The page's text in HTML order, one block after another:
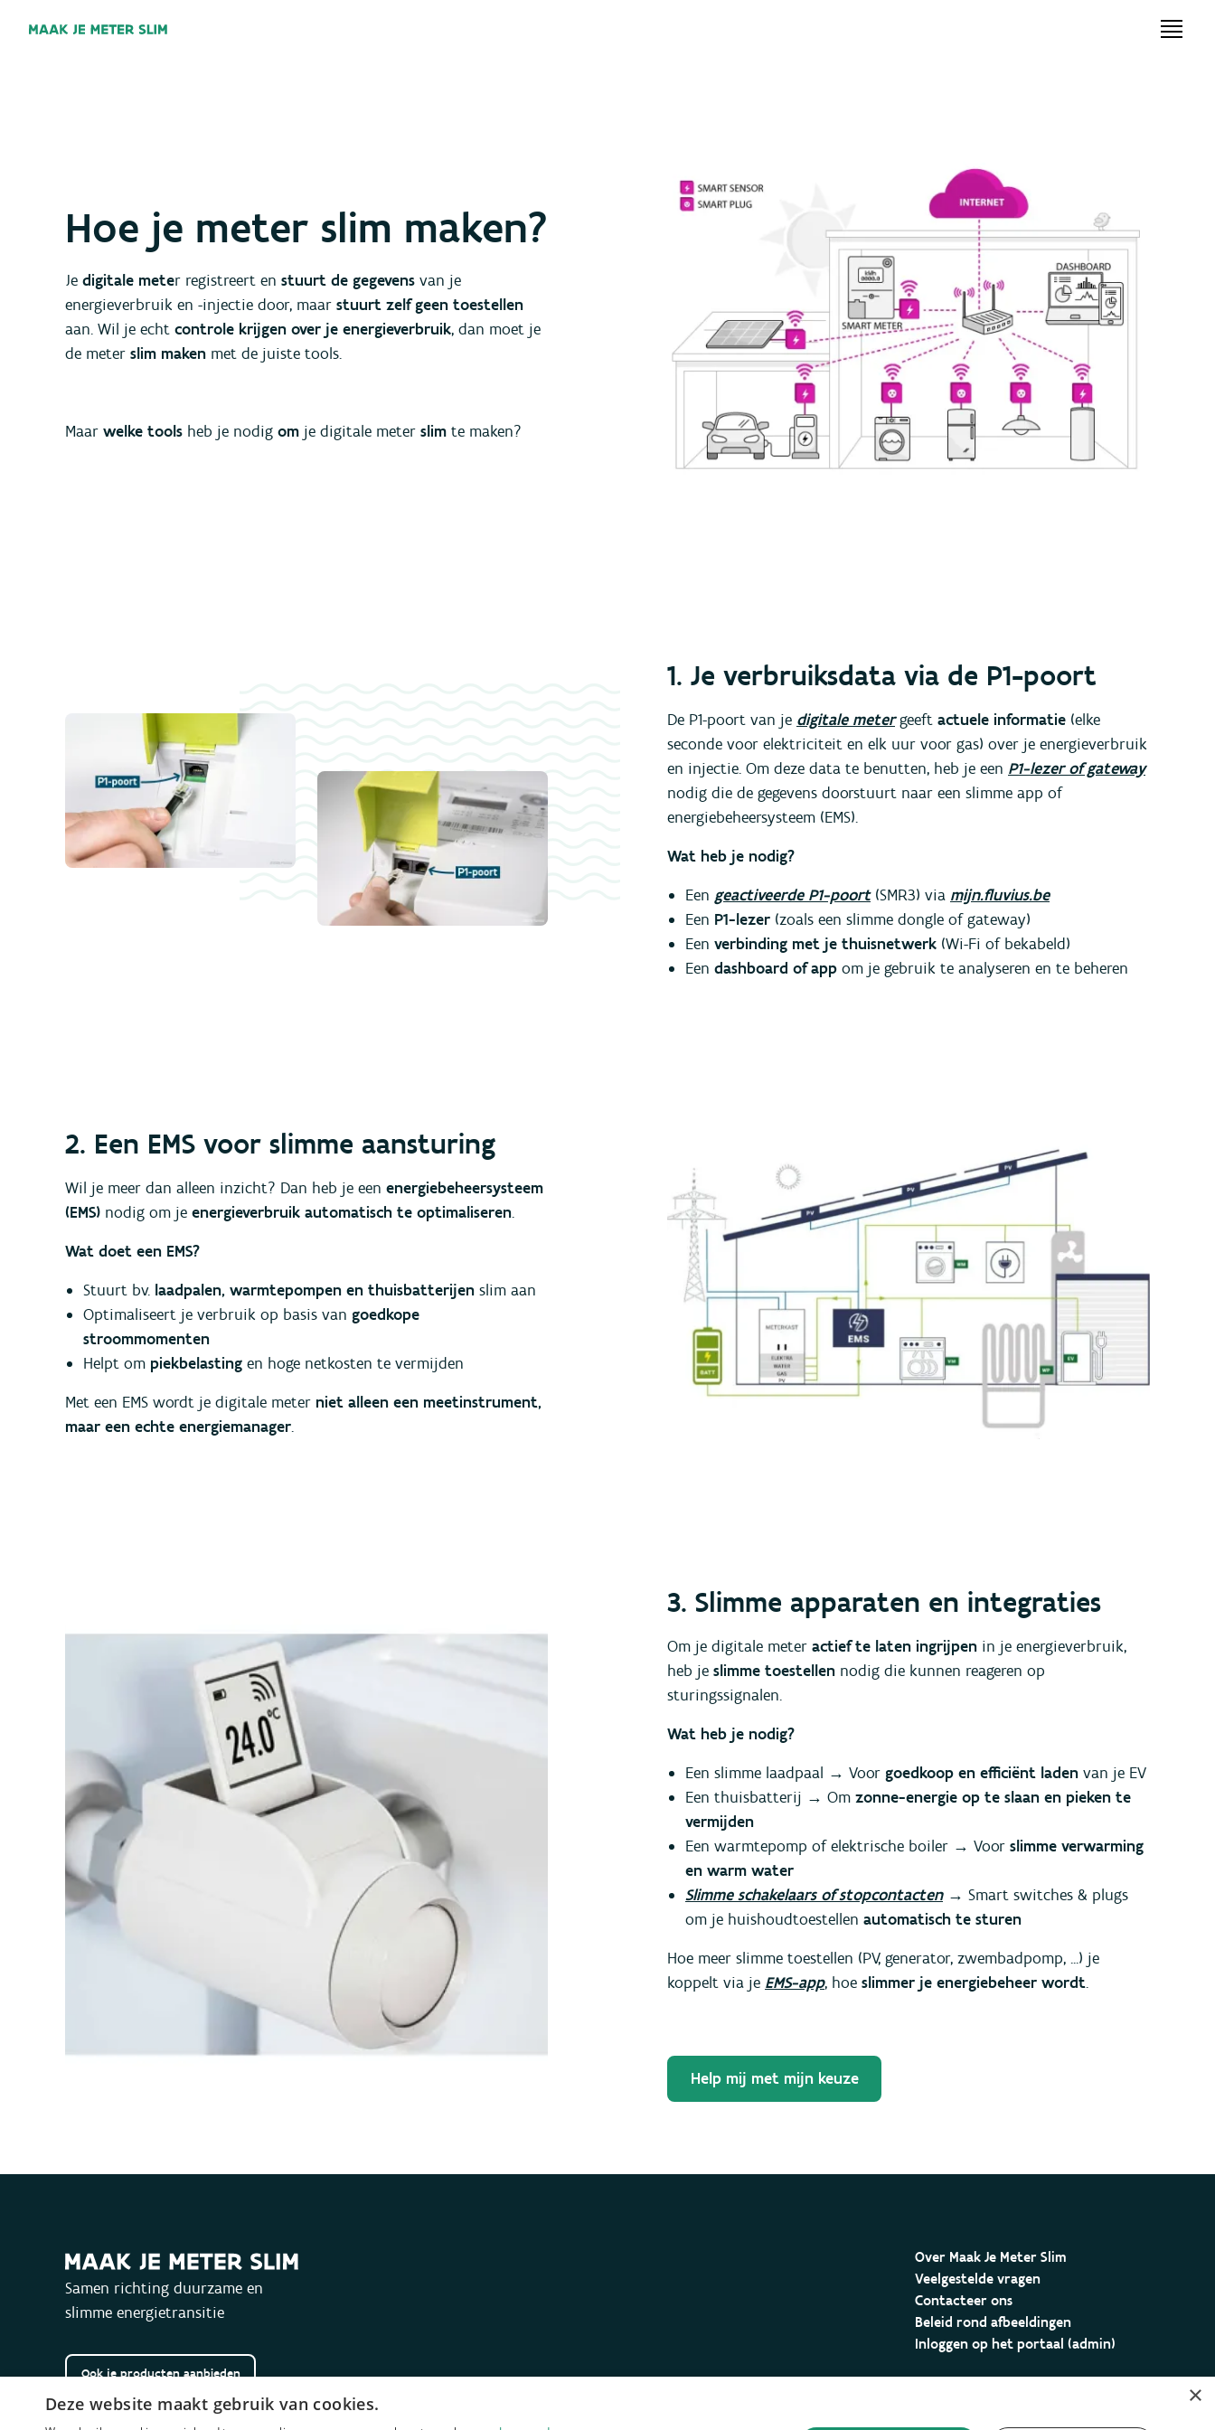
Hoe je meter slim maken?
Je digitale meter registreert en stuurt de gegevens van je
energieverbruik en -injectie door, maar stuurt zelf geen toestellen
aan. Wil je echt controle krijgen over je energieverbruik, dan moet je
de meter slim maken met de juiste tools.
Maar welke tools heb je nodig om je digitale meter slim te maken?
1. Je verbruiksdata via de P1-poort
De P1-poort van je digitale metergeeft actuele informatie (elke
seconde voor elektriciteit en elk uur voor gas) over je energieverbruik
en injectie. Om deze data te benutten, heb je een P1-lezer of gateway
nodig die de gegevens doorstuurt naar een slimme app of
energiebeheersysteem (EMS).
Wat heb je nodig?
Een geactiveerde P1-poort(SMR3) via mijn.fluvius.be
Een P1-lezer (zoals een slimme dongle of gateway)
Een verbinding met je thuisnetwerk (Wi-Fi of bekabeld)
Een dashboard of app om je gebruik te analyseren en te beheren
2. Een EMS voor slimme aansturing
Wil je meer dan alleen inzicht? Dan heb je een energiebeheersysteem
(EMS) nodig om je energieverbruik automatisch te optimaliseren.
Wat doet een EMS?
Stuurt bv. laadpalen, warmtepompen en thuisbatterijen slim aan
Optimaliseert je verbruik op basis van goedkope
stroommomenten
Helpt om piekbelasting en hoge netkosten te vermijden
Met een EMS wordt je digitale meter niet alleen een meetinstrument,
maar een echte energiemanager.
3. Slimme apparaten en integraties
Om je digitale meter actief te laten ingrijpen in je energieverbruik,
heb je slimme toestellen nodig die kunnen reageren op
sturingssignalen.
Wat heb je nodig?
Een slimme laadpaal → Voor goedkoop en efficiënt laden van je EV
Een thuisbatterij → Om zonne-energie op te slaan en pieken te
vermijden
Een warmtepomp of elektrische boiler → Voor slimme verwarming
en warm water
Slimme schakelaars of stopcontacten→ Smart switches & plugs
om je huishoudtoestellen automatisch te sturen
Hoe meer slimme toestellen (PV, generator, zwembadpomp, ...) je
koppelt via je EMS-app, hoe slimmer je energiebeheer wordt.
Help mij met mijn keuze
Samen richting duurzame en
slimme energietransitie
Ook je producten aanbieden
Over Maak Je Meter Slim
Veelgestelde vragen
Contacteer ons
Beleid rond afbeeldingen
Inloggen op het portaal (admin)
×
Deze website maakt gebruik van cookies.